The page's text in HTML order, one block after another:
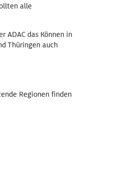
alle
ADAC das Können in
Thüringen auch
Regionen finden